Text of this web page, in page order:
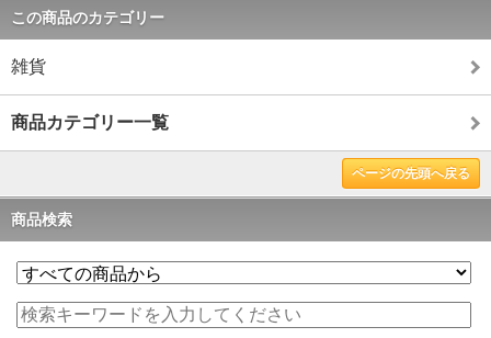
この商品のカテゴリー
雑貨
商品カテゴリー一覧
ページの先頭へ戻る
商品検索